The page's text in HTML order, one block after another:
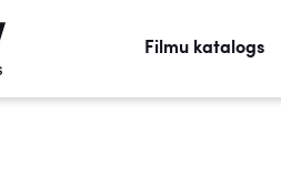
Filmu katalogs